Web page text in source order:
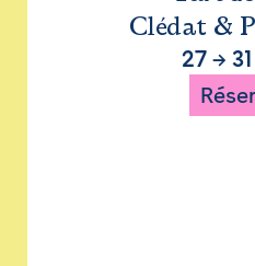
Clédat &
27 →